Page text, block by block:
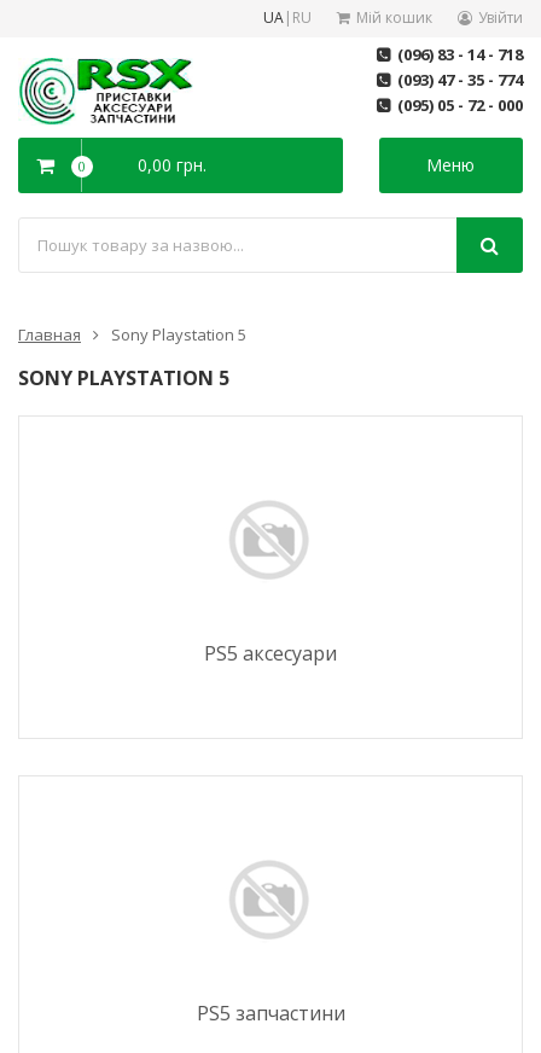
UA| RU Мій кошик Увійти
(096) 83 - 14 - 718
(093) 47 - 35 - 774
(095) 05 - 72 - 000
Меню
0 0,00 грн.
Главная Sony Playstation 5
SONY PLAYSTATION 5
PS5 аксесуари
PS5 запчастини